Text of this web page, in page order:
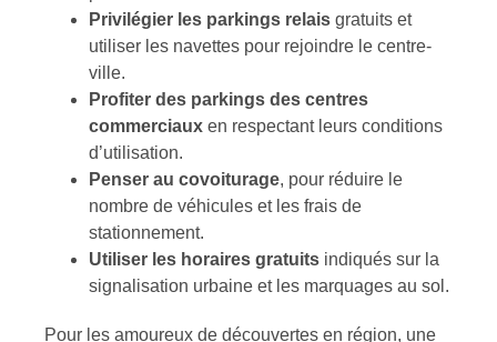
Privilégier les parkings relais gratuits et
utiliser les navettes pour rejoindre le centre-
ville.
Profiter des parkings des centres
commerciaux en respectant leurs conditions
d’utilisation.
Penser au covoiturage, pour réduire le
nombre de véhicules et les frais de
stationnement.
Utiliser les horaires gratuits indiqués sur la
signalisation urbaine et les marquages au sol.
Pour les amoureux de découvertes en région, une